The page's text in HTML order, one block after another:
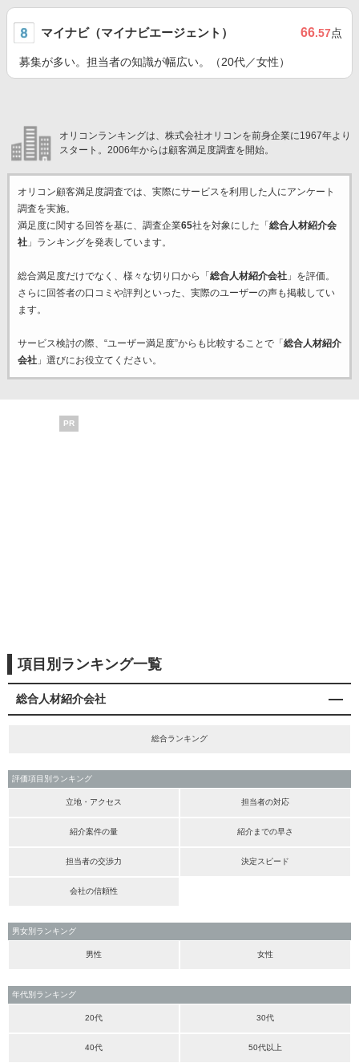
マイナビ（マイナビエージェント） 66.57点
募集が多い。担当者の知識が幅広い。（20代／女性）
オリコンランキングは、株式会社オリコンを前身企業に1967年より
スタート。2006年からは顧客満足度調査を開始。
オリコン顧客満足度調査では、実際にサービスを利用した 人にアンケート
調査を実施。
満足度に関する回答を基に、調査企業65社を対象にした「 総合人材紹介会
社」ランキングを発表しています。
総合満足度だけでなく、様々な切り口から「 総合人材紹介会社」を評価。
さらに回答者の口コミや評判といった、実際のユーザーの声も掲載してい
ます。
サービス検討の際、“ユーザー満足度”からも比較することで「 総合人材紹介
会社」選びにお役立てください。
PR
項目別ランキング一覧
総合人材紹介会社
総合ランキング
評価項目別ランキング
立地・アクセス 担当者の対応
紹介案件の量 紹介までの早さ
担当者の交渉力 決定スピード
会社の信頼性
男女別ランキング
男性 女性
年代別ランキング
20代 30代
40代 50代以上